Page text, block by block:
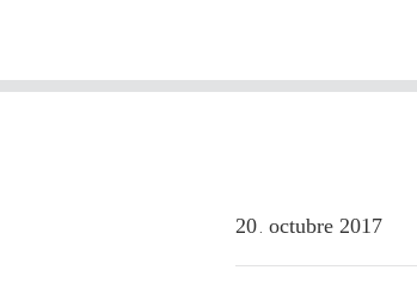
20 octubre 2017